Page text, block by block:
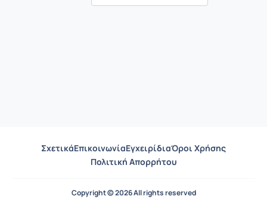
ΣχετικάΕπικοινωνίαΕγχειρίδιαΌροι Χρήσης
Πολιτική Απορρήτου
Copyright © 2026 All rights reserved